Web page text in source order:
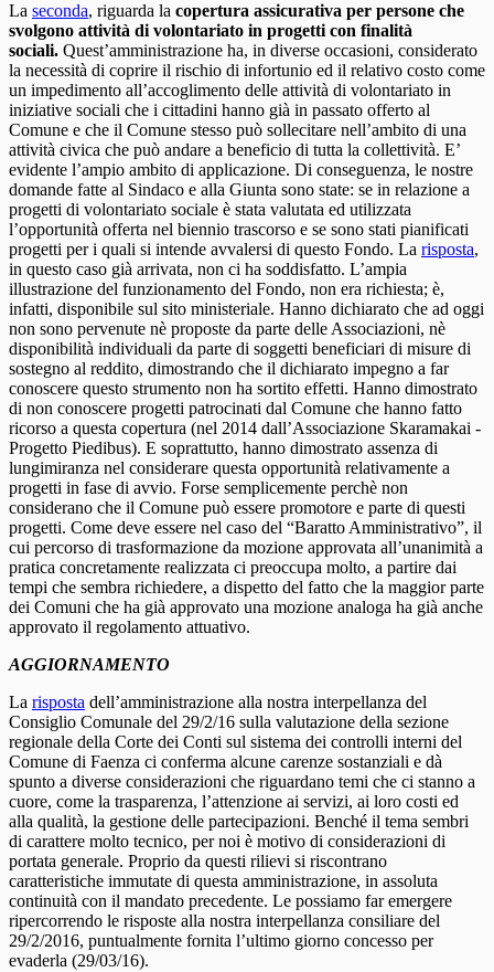
La seconda, riguarda la copertura assicurativa per persone che
svolgono attività di volontariato in progetti con finalità
sociali. Quest’amministrazione ha, in diverse occasioni, considerato
la necessità di coprire il rischio di infortunio ed il relativo costo come
un impedimento all’accoglimento delle attività di volontariato in
iniziative sociali che i cittadini hanno già in passato offerto al
Comune e che il Comune stesso può sollecitare nell’ambito di una
attività civica che può andare a beneficio di tutta la collettività. E’
evidente l’ampio ambito di applicazione. Di conseguenza, le nostre
domande fatte al Sindaco e alla Giunta sono state: se in relazione a
progetti di volontariato sociale è stata valutata ed utilizzata
l’opportunità offerta nel biennio trascorso e se sono stati pianificati
progetti per i quali si intende avvalersi di questo Fondo. La risposta,
in questo caso già arrivata, non ci ha soddisfatto. L’ampia
illustrazione del funzionamento del Fondo, non era richiesta; è,
infatti, disponibile sul sito ministeriale. Hanno dichiarato che ad oggi
non sono pervenute nè proposte da parte delle Associazioni, nè
disponibilità individuali da parte di soggetti beneficiari di misure di
sostegno al reddito, dimostrando che il dichiarato impegno a far
conoscere questo strumento non ha sortito effetti. Hanno dimostrato
di non conoscere progetti patrocinati dal Comune che hanno fatto
ricorso a questa copertura (nel 2014 dall’Associazione Skaramakai -
Progetto Piedibus). E soprattutto, hanno dimostrato assenza di
lungimiranza nel considerare questa opportunità relativamente a
progetti in fase di avvio. Forse semplicemente perchè non
considerano che il Comune può essere promotore e parte di questi
progetti. Come deve essere nel caso del “Baratto Amministrativo”, il
cui percorso di trasformazione da mozione approvata all’unanimità a
pratica concretamente realizzata ci preoccupa molto, a partire dai
tempi che sembra richiedere, a dispetto del fatto che la maggior parte
dei Comuni che ha già approvato una mozione analoga ha già anche
approvato il regolamento attuativo.
AGGIORNAMENTO
La risposta dell’amministrazione alla nostra interpellanza del
Consiglio Comunale del 29/2/16 sulla valutazione della sezione
regionale della Corte dei Conti sul sistema dei controlli interni del
Comune di Faenza ci conferma alcune carenze sostanziali e dà
spunto a diverse considerazioni che riguardano temi che ci stanno a
cuore, come la trasparenza, l’attenzione ai servizi, ai loro costi ed
alla qualità, la gestione delle partecipazioni. Benché il tema sembri
di carattere molto tecnico, per noi è motivo di considerazioni di
portata generale. Proprio da questi rilievi si riscontrano
caratteristiche immutate di questa amministrazione, in assoluta
continuità con il mandato precedente. Le possiamo far emergere
ripercorrendo le risposte alla nostra interpellanza consiliare del
29/2/2016, puntualmente fornita l’ultimo giorno concesso per
evaderla (29/03/16).